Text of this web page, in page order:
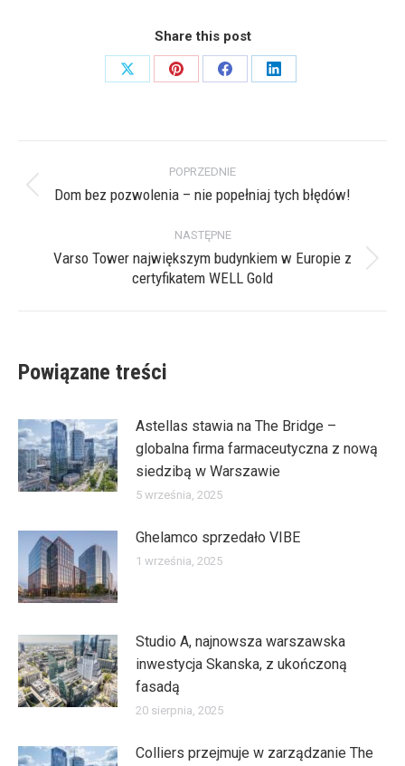
Share this post
Share
Share
Share
Share
wpisów
POPRZEDNIE
Poprzedni
Dom bez pozwolenia – nie popełniaj tych błędów!
NASTĘPNE
Następny
Varso Tower największym budynkiem w Europie z
certyfikatem WELL Gold
Powiązane treści
Astellas stawia na The Bridge –
globalna firma farmaceutyczna z nową
siedzibą w Warszawie
5 września, 2025
Ghelamco sprzedało VIBE
1 września, 2025
Studio A, najnowsza warszawska
inwestycja Skanska, z ukończoną
fasadą
20 sierpnia, 2025
Colliers przejmuje w zarządzanie The